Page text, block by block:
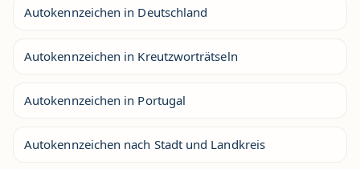
Autokennzeichen in Deutschland
Autokennzeichen in Kreutzworträtseln
Autokennzeichen in Portugal
Autokennzeichen nach Stadt und Landkreis